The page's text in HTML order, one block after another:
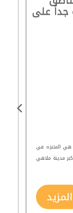
جداً على
و هي المتنزه في
اكبر مدينة ملاهي
المزيد